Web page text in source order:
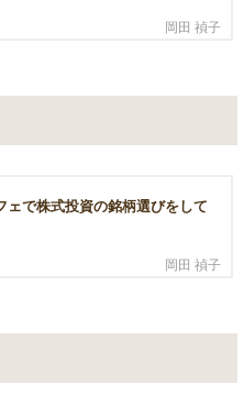
岡田 禎子
ェで株式投資の銘柄選びをして
岡田 禎子